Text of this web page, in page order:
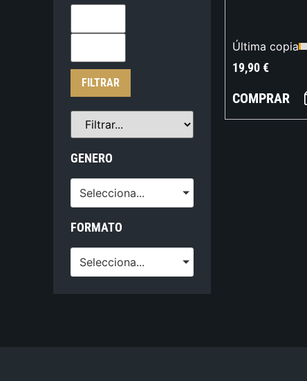
FILTRAR
GENERO
Selecciona...
FORMATO
Selecciona...
Última copia
19,90€
COMPRAR